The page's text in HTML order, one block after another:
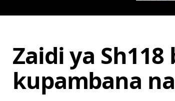
Zaidi ya
kupambana